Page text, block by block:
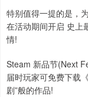
特别值得一提的是，
在活动期间开启 史上
情!
Steam 新品节(Next
届时玩家可免费下载
剧”般的作品!